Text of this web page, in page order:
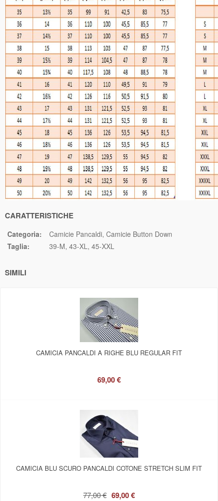
CARATTERISTICHE
Categoria: Camicie Pancaldi Camicie Button Down
Taglia:
39-M 43-XL 45-XXL
SIMILI
CAMICIA PANCALDI A RIGHE BLU REGULAR FIT
69,00 €
CAMICIA BLU SCURO PANCALDI COTONE STRETCH SLIM FIT
77,00 € 69,00 €